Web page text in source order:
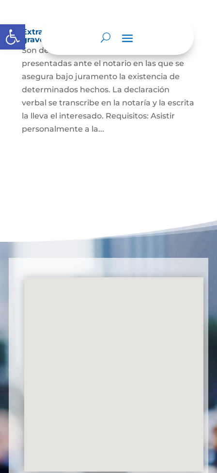
Abrir barra de herramientas
Extra-proceso o declaración bajo la
gravedad de juramento
Son declaraciones verbales o escritas
presentadas ante el notario en las que se
asegura bajo juramento la existencia de
determinados hechos. La declaración
verbal se transcribe en la notaría y la escrita
la lleva el interesado. Requisitos: Asistir
personalmente a la...